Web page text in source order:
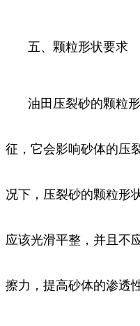
五、颗粒形状要求
油田压裂砂的颗粒
征，它会影响砂体的压
况下，压裂砂的颗粒形
应该光滑平整，并且不
擦力，提高砂体的渗透性